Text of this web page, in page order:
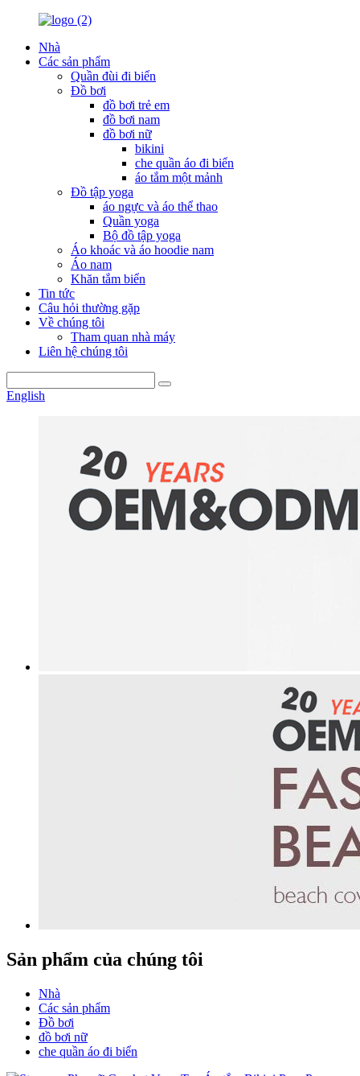
Nhà
Các sản phẩm
Quần đùi đi biển
Đồ bơi
đồ bơi trẻ em
đồ bơi nam
đồ bơi nữ
bikini
che quần áo đi biển
áo tắm một mảnh
Đồ tập yoga
áo ngực và áo thể thao
Quần yoga
Bộ đồ tập yoga
Áo khoác và áo hoodie nam
Áo nam
Khăn tắm biển
Tin tức
Câu hỏi thường gặp
Về chúng tôi
Tham quan nhà máy
Liên hệ chúng tôi
English
Sản phẩm của chúng tôi
Nhà
Các sản phẩm
Đồ bơi
đồ bơi nữ
che quần áo đi biển